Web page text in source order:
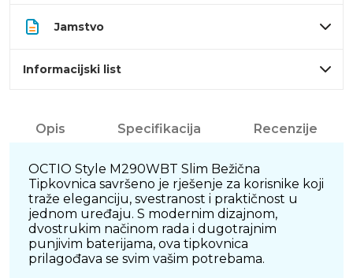
Jamstvo
Informacijski list
Opis Specifikacija Recenzije
OCTIO Style M290WBT Slim Bežična
Tipkovnica savršeno je rješenje za korisnike koji
traže eleganciju, svestranost i praktičnost u
jednom uređaju. S modernim dizajnom,
dvostrukim načinom rada i dugotrajnim
punjivim baterijama, ova tipkovnica
prilagođava se svim vašim potrebama.